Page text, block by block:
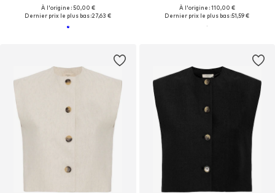
À l'origine : 50,00 €
Dernier prix le plus bas :27,63 €
À l'origine : 110,00 €
Dernier prix le plus bas :51,59 €